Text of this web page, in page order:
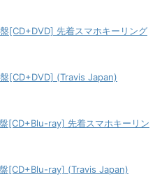
[CD+DVD] 先着スマホキーリング
[CD+DVD] (Travis Japan)
[CD+Blu-ray] 先着スマホキーリン
[CD+Blu-ray] (Travis Japan)